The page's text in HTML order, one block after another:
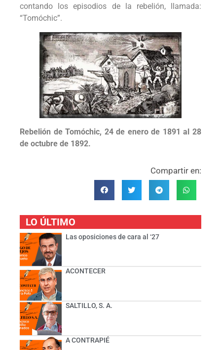
contando los episodios de la rebelión, llamada:
“Tomóchic”.
Rebelión de Tomóchic, 24 de enero de 1891 al 28
de octubre de 1892.
Compartir en:
LO ÚLTIMO
Las oposiciones de cara al ‘27
ACONTECER
SALTILLO, S. A.
A CONTRAPIÉ